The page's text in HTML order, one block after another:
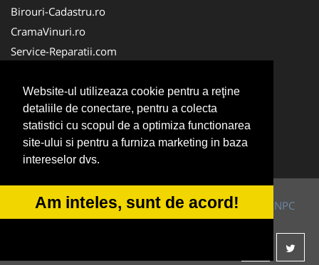
Website-ul utilizeaza cookie pentru a reţine
detaliile de conectare, pentru a colecta
statistici cu scopul de a optimiza functionarea
site-ului si pentru a furniza marketing in baza
intereselor dvs.
Am inteles, sunt de acord!
Birouri-Cadastru.ro
CramaVinuri.ro
Service-Reparatii.com
Cabinet-Individual.ro
Copertine-Inchideri-Terase.com
DezmembrariPieseAuto.com
FarmacieRomania.ro
© 2014-2026 Powered byVilonMedia&TekaBility
ANPC